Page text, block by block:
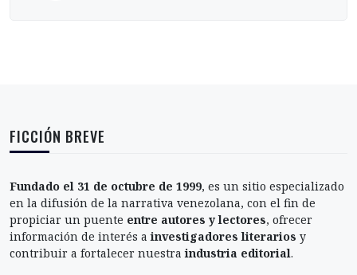
FICCIÓN BREVE
Fundado el 31 de octubre de 1999, es un sitio especializado
en la difusión de la narrativa venezolana, con el fin de
propiciar un puente entre autores y lectores, ofrecer
información de interés ainvestigadores literarios y
contribuir a fortalecer nuestraindustria editorial.